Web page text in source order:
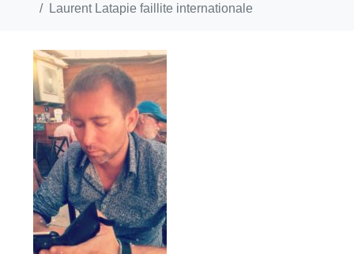
Laurent Latapie faillite internationale